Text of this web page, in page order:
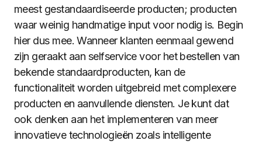
meest gestandaardiseerde producten; producten
waar weinig handmatige input voor nodig is. Begin
hier dus mee. Wanneer klanten eenmaal gewend
zijn geraakt aan selfservice voor het bestellen van
bekende standaardproducten, kan de
functionaliteit worden uitgebreid met complexere
producten en aanvullende diensten. Je kunt dat
ook denken aan het implementeren van meer
innovatieve technologieën zoals intelligente